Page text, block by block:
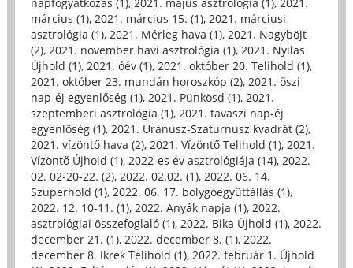
március (1), 2021. március 15. (1), 2021. márciusi
asztrológia (1), 2021. Mérleg hava (1), 2021. Nagyböjt
(2), 2021. november havi asztrológia (1), 2021. Nyilas
Újhold (1), 2021. óév (1), 2021. október 20. Telihold (1),
2021. október 23. mundán horoszkóp (2), 2021. őszi
nap-éj egyenlőség (1), 2021. Pünkösd (1), 2021.
szeptemberi asztrológia (1), 2021. tavaszi nap-éj
egyenlőség (1), 2021. Uránusz-Szaturnusz kvadrát (2),
2021. vízöntő hava (2), 2021. Vízöntő Telihold (1), 2021.
Vízöntő Újhold (1), 2022-es év asztrológiája (14), 2022.
02. 02-20-22. (2), 2022. 02.02. (1), 2022. 06. 14.
Szuperhold (1), 2022. 06. 17. bolygóegyüttállás (1),
2022. 12. 10-11. (1), 2022. Anyák napja (1), 2022.
asztrológiai összefoglaló (1), 2022. Bika Újhold (1), 2022.
december 21. (1), 2022. december 8. (1), 2022.
december 8. Ikrek Telihold (1), 2022. február 1. Újhold